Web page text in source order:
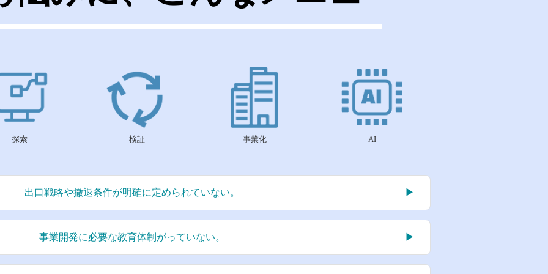
探索 検証 事業化 AI
出口戦略や撤退条件が明確に定められていない。 ▶
事業開発に必要な教育体制がっていない。 ▶